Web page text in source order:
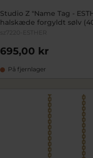
Studio Z "Name Tag -
halskæde forgyldt sølv
sz7220-ESTHER
695,00 kr
På fjernlager